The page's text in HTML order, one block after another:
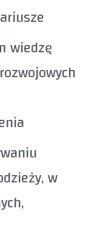
wiedzę
w